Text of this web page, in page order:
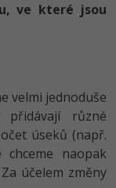
ve které jsou
velmi jednoduše
přidávají různé
úseků (např.
naopak
účelem změny